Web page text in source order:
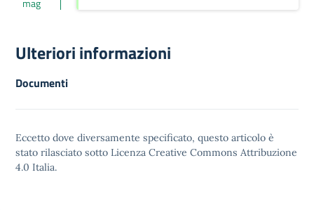
mag
Ulteriori informazioni
Documenti
Eccetto dove diversamente specificato, questo articolo è
stato rilasciato sotto Licenza Creative Commons Attribuzione
4.0 Italia.